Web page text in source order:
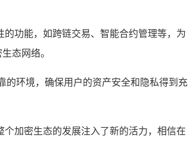
功能，如跨链交易、智能合约管理等，为
态网络。
的环境，确保用户的资产安全和隐私得到充
加密生态的发展注入了新的活力，相信在